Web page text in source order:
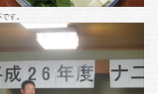
す。